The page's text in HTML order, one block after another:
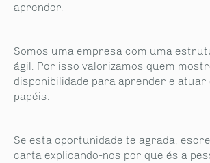
aprender.
Somos uma empresa com uma
ágil. Por isso valorizamos quem
disponibilidade para aprender e atuar
papéis.
Se esta oportunidade te agrada,
carta explicando-nos por que és a